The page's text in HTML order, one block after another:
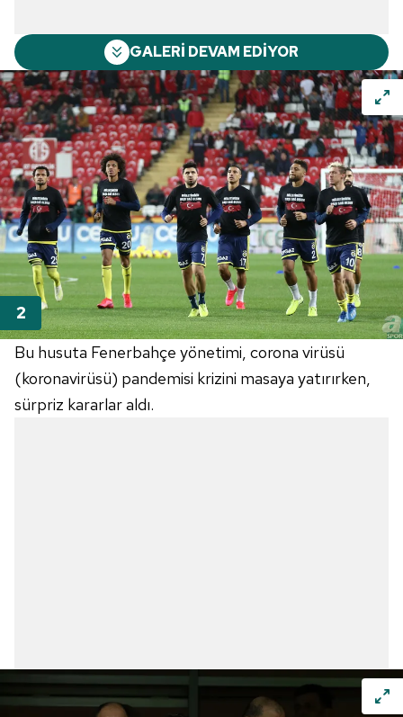
GALERİ DEVAM EDİYOR
Bu husuta Fenerbahçe yönetimi, corona virüsü
(koronavirüsü) pandemisi krizini masaya yatırırken,
sürpriz kararlar aldı.